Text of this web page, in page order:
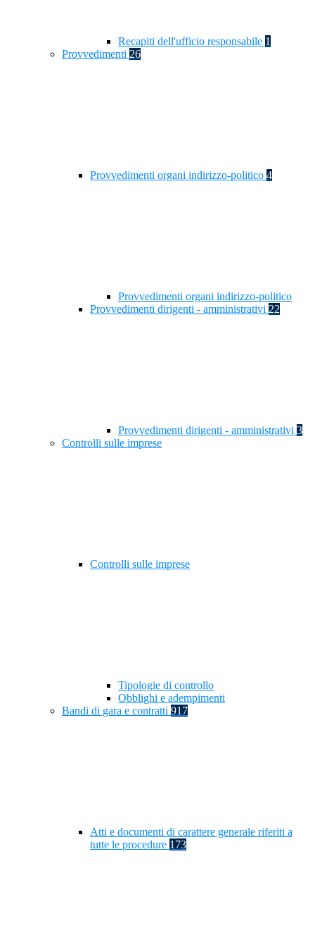
Recapiti dell'ufficio responsabile 1
Provvedimenti 26
Provvedimenti organi indirizzo-politico 4
Provvedimenti organi indirizzo-politico
Provvedimenti dirigenti - amministrativi 22
Provvedimenti dirigenti - amministrativi 3
Controlli sulle imprese
Controlli sulle imprese
Tipologie di controllo
Obblighi e adempimenti
Bandi di gara e contratti 917
Atti e documenti di carattere generale riferiti a
tutte le procedure 173